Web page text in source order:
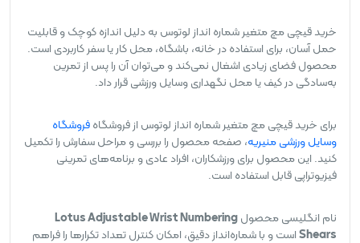
خرید قیچی مچ متغیر شماره انداز لوتوس به دلیل اندازه کوچک و قابلیت
حمل آسان، برای استفاده در خانه، باشگاه، محل کار یا سفر کاربردی است.
محصول فضای زیادی اشغال نمی‌کند و می‌توان آن را پس از تمرین
به‌سادگی در کیف یا محل نگهداری وسایل ورزشی قرار داد.
برای خرید قیچی مچ متغیر شماره انداز لوتوس از فروشگاهفروشگاه
وسایل ورزشی منیریه، صفحه محصول را بررسی و مراحل سفارش را تکمیل
کنید. این محصول برای ورزشکاران، افراد عادی و برنامه‌های تمرینی
فیزیوتراپی قابل استفاده است.
نام انگلیسی محصولLotus Adjustable Wrist Numbering
Shearsاست و با شماره‌انداز دقیق، امکان کنترل تعداد تکرارها را فراهم